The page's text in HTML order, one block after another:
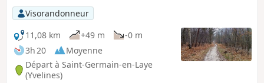
Visorandonneur
11,08 km
+49 m
-0 m
3h 20
Moyenne
Départ à Saint-Germain-en-Laye
(Yvelines)